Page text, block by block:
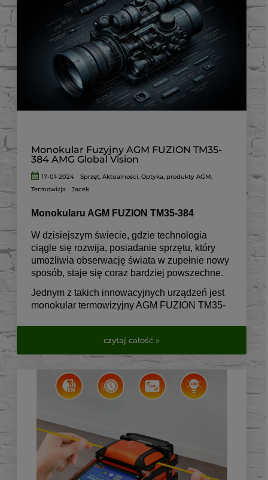
Monokular Fuzyjny AGM FUZION TM35-
384 AMG Global Vision
17-01-2024 Sprzęt,Aktualności,Optyka, produkty AGM,
Termowizja
Jacek
Monokularu AGM FUZION TM35-384
W dzisiejszym świecie, gdzie technologia
ciągle się rozwija, posiadanie sprzętu, który
umożliwia obserwację świata w zupełnie nowy
sposób, staje się coraz bardziej powszechne.
Jednym z takich innowacyjnych urządzeń jest
monokular termowizyjny AGM FUZION TM35-
także osób zajmujących się bezpieczeństwem,
AGM FUZION TM35-384 oferuje niezrównaną
jakość obrazu i wszechstronność
zastosowania.
Jako produkt firmy AGM Global Vision, znanej z
wysokiej jakości sprzętu optycznego, AGM
FUZION TM35-384 wyróżnia się na tle innych
urządzeń dostępnych na rynku.
Jego unikalne cechy, takie jak lekka
czytaj całość »